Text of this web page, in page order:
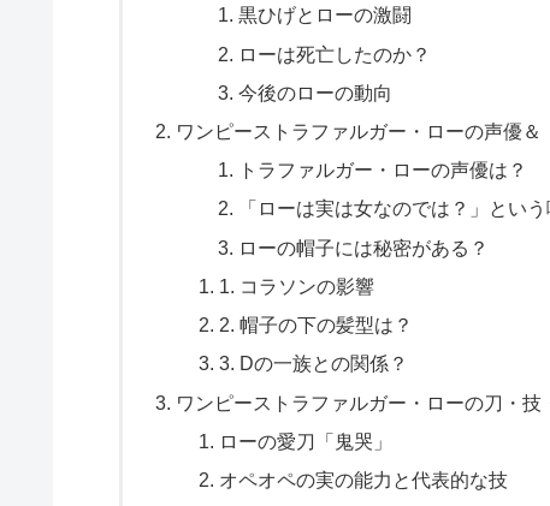
黒ひげとローの激闘
ローは死亡したのか？
今後のローの動向
ワンピーストラファルガー・ローの声優
トラファルガー・ローの声優は？
「ローは実は女なのでは？」とい
ローの帽子には秘密がある？
1. コラソンの影響
2. 帽子の下の髪型は？
3. Dの一族との関係？
ワンピーストラファルガー・ローの刀・
ローの愛刀「鬼哭」
オペオペの実の能力と代表的な技